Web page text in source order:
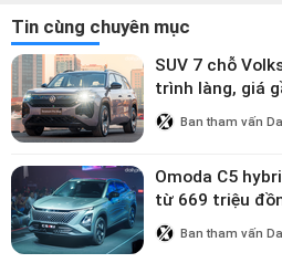
Tin cùng chuyên mục
SUV 7 chỗ
trình làng, giá
Ban tham vấn
Omoda C5
từ 669 triệu
Ban tham vấn